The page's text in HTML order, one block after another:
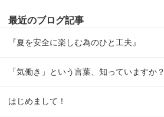
最近のブログ記事
『夏を安全に楽しむ為のひと工夫』
「気働き」という言葉、知っていますか？
はじめまして！